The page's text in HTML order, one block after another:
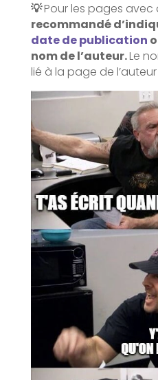
💡Pour les pages avec
recommandé
date de publication
nom de l’auteur.Le
lié à la page de